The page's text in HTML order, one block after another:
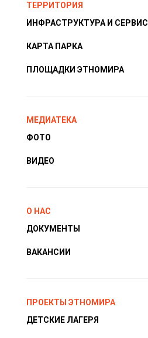
ТЕРРИТОРИЯ
ИНФРАСТРУКТУРА И СЕРВИС
КАРТА ПАРКА
ПЛОЩАДКИ ЭТНОМИРА
МЕДИАТЕКА
ФОТО
ВИДЕО
О НАС
ДОКУМЕНТЫ
ВАКАНСИИ
ПРОЕКТЫ ЭТНОМИРА
ДЕТСКИЕ ЛАГЕРЯ